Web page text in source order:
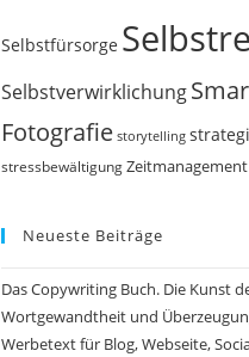
Selbstfürsorge
Selbstverwirklichung
Fotografie storytelling
stressbewältigung Zeitmanagement
Neueste Beiträge
Das Copywriting Buch. Die Kunst
Wortgewandtheit und
Werbetext für Blog, Webseite,